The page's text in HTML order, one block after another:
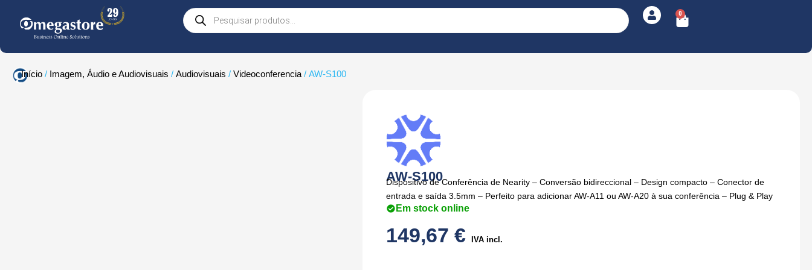
Products
search
0
Cart
Início / Imagem, Áudio e Audiovisuais /Audiovisuais /Videoconferencia / AW-S100
AW-S100
Dispositivo de Conferência de Nearity – Conversão bidireccional – Design compacto – Conector de
entrada e saída 3.5mm – Perfeito para adicionar AW-A11 ou AW-A20 à sua conferência – Plug & Play
Em stock online
149,67€ IVA incl.